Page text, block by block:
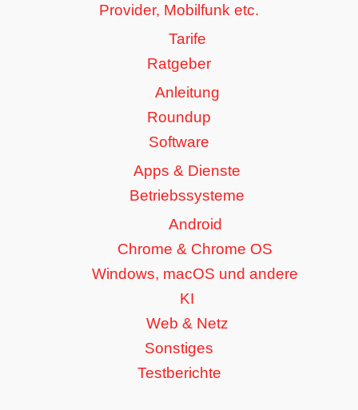
Provider, Mobilfunk etc.
Tarife
Ratgeber
Anleitung
Roundup
Software
Apps & Dienste
Betriebssysteme
Android
Chrome & Chrome OS
Windows, macOS und andere
KI
Web & Netz
Sonstiges
Testberichte